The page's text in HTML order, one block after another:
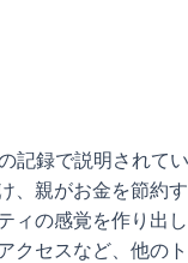
記録で説明されて
、親がお金を節約
ィの感覚を作り出
クセスなど、他の